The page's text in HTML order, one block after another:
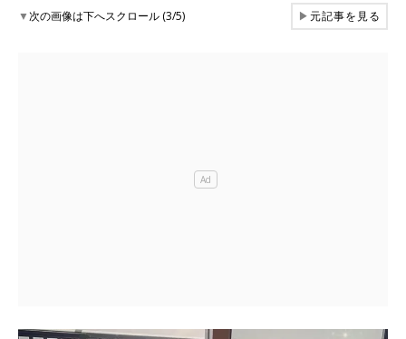
▼次の画像は下へスクロール (3/5) ▶元記事を見る